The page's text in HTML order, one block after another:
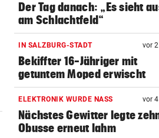
Der Tag danach: „Es sieht
am Schlachtfeld“
IN SALZBURG-STADT vor
Bekiffter 16-Jähriger mit
getuntem Moped erwischt
ELEKTRONIK WURDE NASS vor
Nächstes Gewitter legte
Obusse erneut lahm